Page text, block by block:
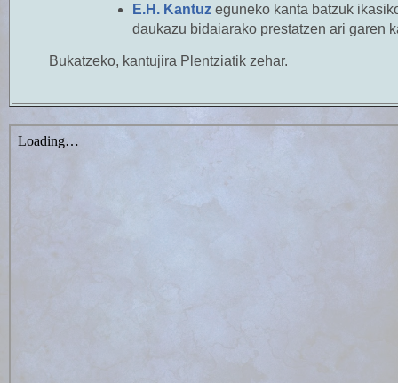
E.H. Kantuz eguneko kanta batzuk
daukazu bidaiarako prestatzen ari garen
Bukatzeko, kantujira Plentziatik zehar.